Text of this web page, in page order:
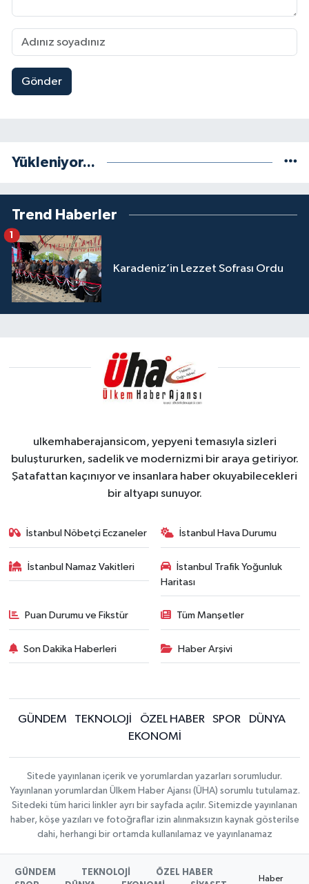
Gönder
Yükleniyor...
Trend Haberler
Karadeniz’in Lezzet Sofrası Ordu
1
ulkemhaberajansicom, yepyeni temasıyla sizleri
buluştururken, sadelik ve modernizmi bir araya getiriyor.
Şatafattan kaçınıyor ve insanlara haber okuyabilecekleri
bir altyapı sunuyor.
İstanbul Nöbetçi Eczaneler İstanbul Hava Durumu
İstanbul Namaz Vakitleri
İstanbul Trafik Yoğunluk
Haritası
Puan Durumu ve Fikstür Tüm Manşetler
Son Dakika Haberleri Haber Arşivi
GÜNDEM TEKNOLOJİ ÖZEL HABER SPOR
DÜNYA
EKONOMİ
Sitede yayınlanan içerik ve yorumlardan yazarları sorumludur.
Yayınlanan yorumlardan Ülkem Haber Ajansı (ÜHA) sorumlu tutulamaz.
Sitedeki tüm harici linkler ayrı bir sayfada açılır. Sitemizde yayınlanan
haber, köşe yazıları ve fotoğraflar izin alınmaksızın kaynak gösterilse
dahi, herhangi bir ortamda kullanılamaz ve yayınlanamaz
GÜNDEM TEKNOLOJİ
ÖZEL HABER
Haber